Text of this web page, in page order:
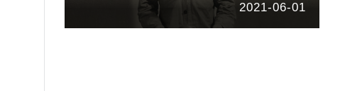
2021-06-01